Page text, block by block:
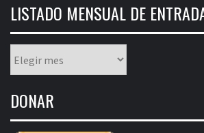
LISTADO MENSUAL DE
mensual
entradas
DONAR